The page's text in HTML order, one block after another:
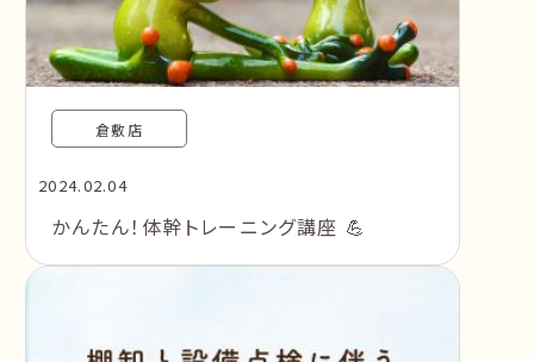
倉敷店
2024.02.04
かんたん！体幹トレーニング講座 💪